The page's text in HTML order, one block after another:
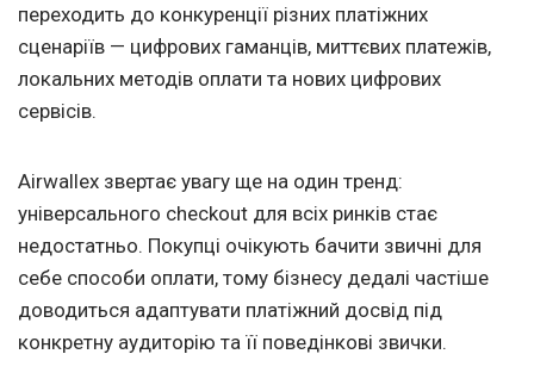
переходить до конкуренції різних платіжних
сценаріїв — цифрових гаманців, миттєвих платежів,
локальних методів оплати та нових цифрових
сервісів.
Airwallex звертає увагу ще на один тренд:
універсального checkout для всіх ринків стає
недостатньо. Покупці очікують бачити звичні для
себе способи оплати, тому бізнесу дедалі частіше
доводиться адаптувати платіжний досвід під
конкретну аудиторію та її поведінкові звички.